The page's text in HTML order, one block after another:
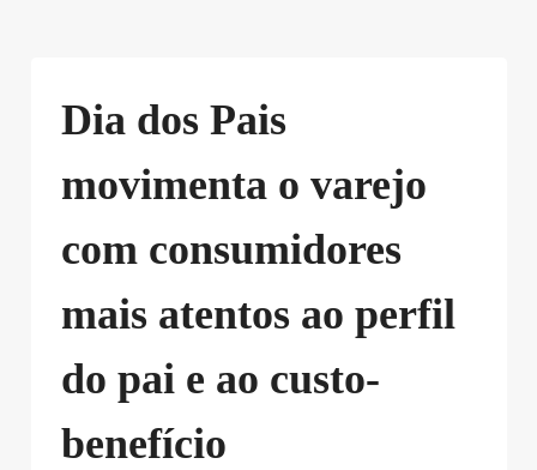
Dia dos Pais
movimenta o varejo
com consumidores
mais atentos ao perfil
do pai e ao custo-
benefício